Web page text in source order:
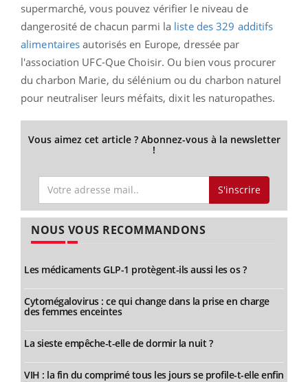
supermarché, vous pouvez vérifier le niveau de
dangerosité de chacun parmi la liste des 329 additifs
alimentaires autorisés en Europe, dressée par
l'association UFC-Que Choisir. Ou bien vous procurer
du charbon Marie, du sélénium ou du charbon naturel
pour neutraliser leurs méfaits, dixit les naturopathes.
Vous aimez cet article ? Abonnez-vous à la newsletter
!
S'inscrire
NOUS VOUS RECOMMANDONS
Les médicaments GLP-1 protègent-ils aussi les os ?
Cytomégalovirus : ce qui change dans la prise en charge
des femmes enceintes
La sieste empêche-t-elle de dormir la nuit ?
VIH : la fin du comprimé tous les jours se profile-t-elle enfin